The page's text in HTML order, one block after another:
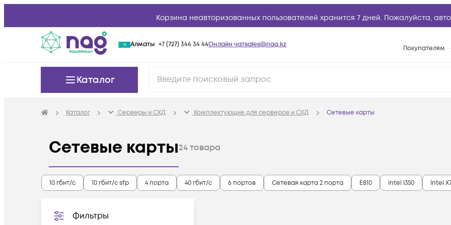
Корзина неавторизованных пользователей хранится 7 дней. Пожалуйста,
Алматы +7 (727) 344 34 44Онлайн чатsales@nag.kz Покупателям
Конфигураторы
Каталог
Каталог Серверы и СХД Комплектующие для серверов и СХД Сетевые карты
Сетевые карты24товара
Фильтры
10 гбит/с 10 гбит/с sfp 4 порта 40 гбит/с 6 портов Cетевая карта 2 порта E810 Intel I350 Intel